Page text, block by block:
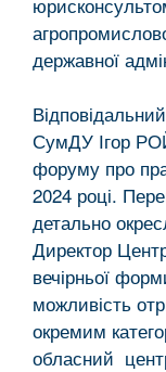
державної
СумДУ Ігор
форуму про
2024 році.
детально
Директор
вечірньої
можливість
окремим
обласний